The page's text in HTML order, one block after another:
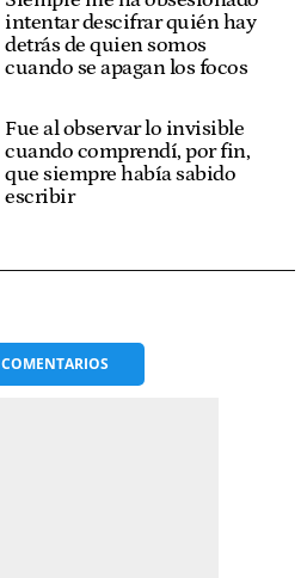
intentar descifrar quién hay
detrás de quien somos
cuando se apagan los focos
Fue al observar lo invisible
cuando comprendí, por fin,
que siempre había sabido
escribir
COMENTARIOS